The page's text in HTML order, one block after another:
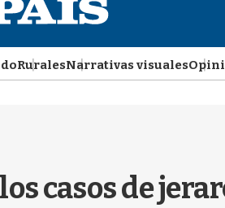
RuralesNarrativas visuales
casos de